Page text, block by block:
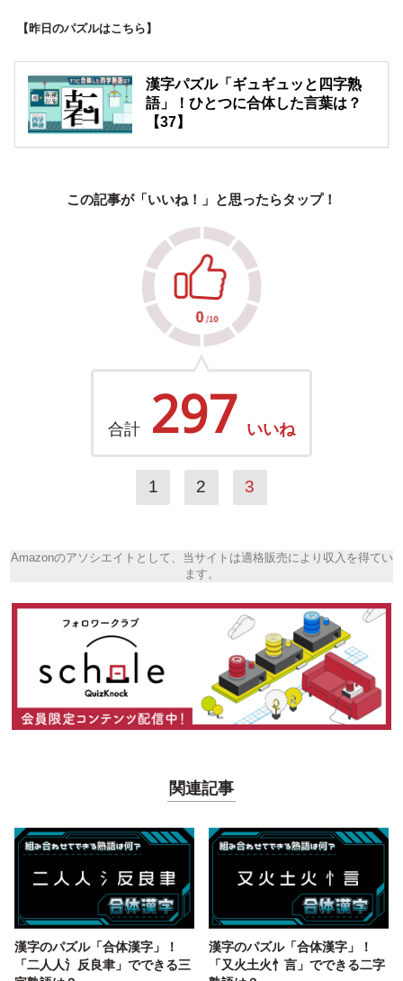
【昨日のパズルはこちら】
漢字パズル「ギュギュッと四字熟
語」！ひとつに合体した言葉は？
【37】
この記事が「いいね！」と思ったらタップ！
合計 297 いいね
1 2 3
Amazonのアソシエイトとして、当サイトは適格販売により収入を得てい
ます。
関連記事
漢字のパズル「合体漢字」！
「二人人氵反良聿」でできる三
漢字のパズル「合体漢字」！
「又火土火忄言」でできる二字